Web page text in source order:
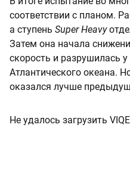
соответствии с планом.
а ступень Super Heavy
Затем она начала
скорость и разрушилась у
Атлантического океана.
оказался лучше
Не удалось загрузить